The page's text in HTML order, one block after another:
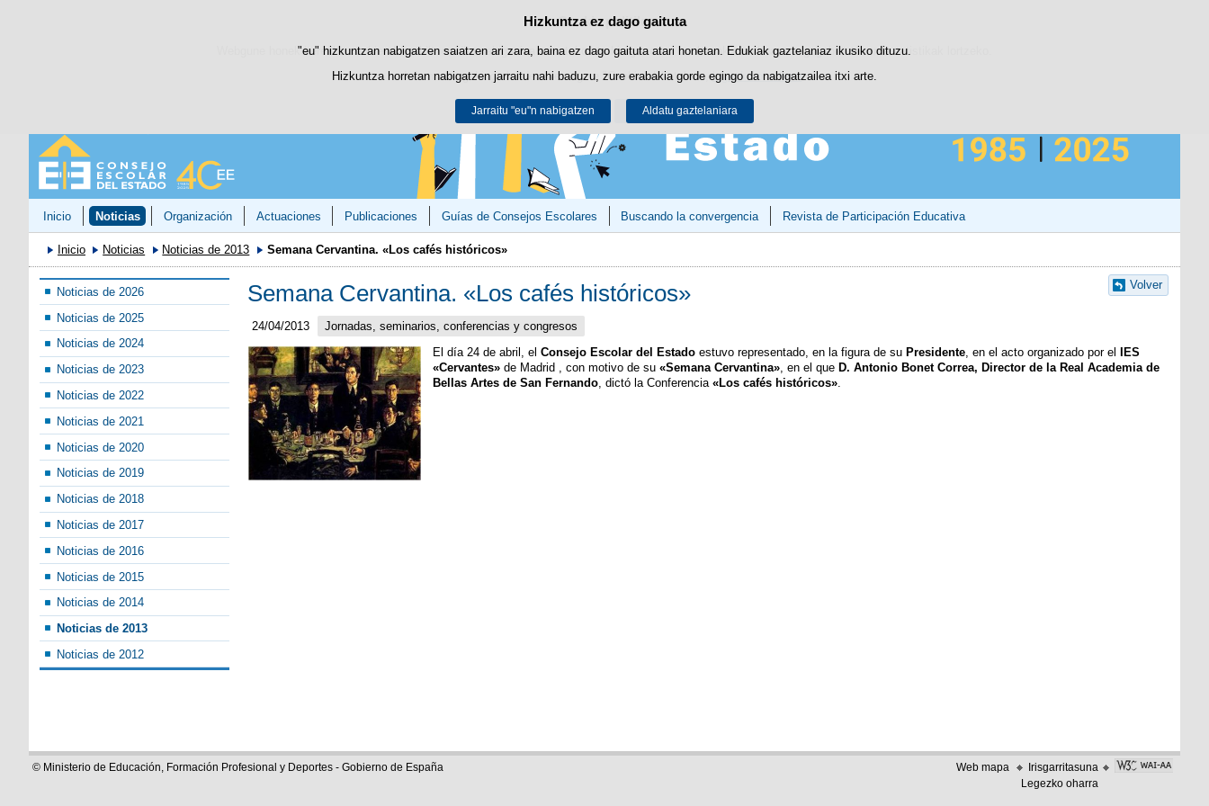
Cookie politika
Webgune honek berezko cookie-ak erabiltzen ditu nabigazioa errazteko eta hirugarrenen cookie-ak erabilera- eta gogobetetasun-estatistikak lortzeko.
Informazio gehiago lor dezakezu gure "Cookie-ak" atalean,legezko oharrean.
Onartu Ukatu
Hizkuntza ez dago gaituta
"eu" hizkuntzan nabigatzen saiatzen ari zara, baina ez dago gaituta atari honetan. Edukiak gaztelaniaz ikusiko dituzu.
Hizkuntza horretan nabigatzen jarraitu nahi baduzu, zure erabakia gorde egingo da nabigatzailea itxi arte.
Jarraitu "eu"n nabigatzen Aldatu gaztelaniara
Edukira salto egin
Inicio Noticias Organización Actuaciones Publicaciones Guías de Consejos Escolares Buscando la convergencia Revista de Participación Educativa
Inicio Noticias Noticias de 2013 Semana Cervantina. «Los cafés históricos»
Noticias de 2026
Noticias de 2025
Noticias de 2024
Noticias de 2023
Noticias de 2022
Noticias de 2021
Noticias de 2020
Noticias de 2019
Noticias de 2018
Noticias de 2017
Noticias de 2016
Noticias de 2015
Noticias de 2014
Noticias de 2013
Noticias de 2012
Volver
Semana Cervantina. «Los cafés históricos»
24/04/2013
Jornadas, seminarios, conferencias y congresos
El día 24 de abril, el Consejo Escolar del Estado estuvo representado, en la figura de su Presidente, en el acto organizado por el
IES
«Cervantes» de Madrid , con motivo de su «Semana Cervantina», en el que D. Antonio Bonet Correa, Director de la Real Academia de
Bellas Artes de San Fernando, dictó la Conferencia «Los cafés históricos».
© Ministerio de Educación, Formación Profesional y Deportes - Gobierno de España Web mapa
Irisgarritasuna
Legezko oharra